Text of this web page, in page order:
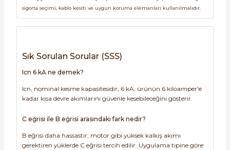
sigorta seçimi, kablo kesiti ve uygun koruma elemanları kullanılmalıdır.
Sık Sorulan Sorular (SSS)
Icn 6 kA ne demek?
Icn, nominal kesme kapasitesidir; 6 kA, ürünün 6 kiloamper'e
kadar kısa devre akımlarını güvenle kesebileceğini gösterir.
C eğrisi ile B eğrisi arasındaki fark nedir?
B eğrisi daha hassastır; motor gibi yüksek kalkış akımı
gerektiren yüklerde C eğrisi tercih edilir. Uygulama tipine göre